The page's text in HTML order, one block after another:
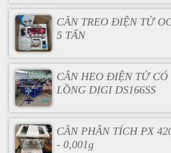
CÂN TREO ĐIỆN TỬ
5 TẤN
CÂN HEO ĐIỆN TỬ CÓ
LỒNG DIGI DS166SS
CÂN PHÂN TÍCH PX
- 0,001g